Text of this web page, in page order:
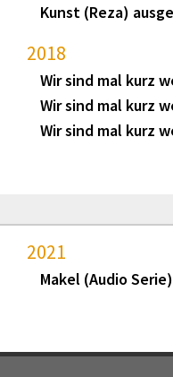
Kunst (Reza)
2018
Wir sind mal kurz
Wir sind mal kurz
Wir sind mal kurz
2021
Makel (Audio Serie)